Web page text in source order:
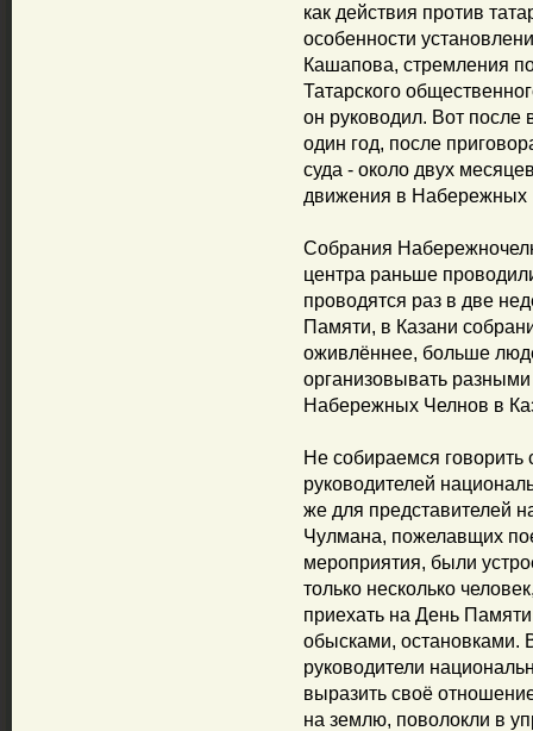
как действия против
особенности
Кашапова, стремления
Татарского
он руководил. Вот после
один год, после
суда - около двух
движения в Набережных
Собрания
центра раньше
проводятся раз в две
Памяти, в Казани
оживлённее, больше
организовывать разными
Набережных Челнов в
Не собираемся
руководителей
же для представителей
Чулмана, пожелавщих
мероприятия, были
только несколько
приехать на День
обысками, остановками.
руководители
выразить своё
на землю, поволокли в